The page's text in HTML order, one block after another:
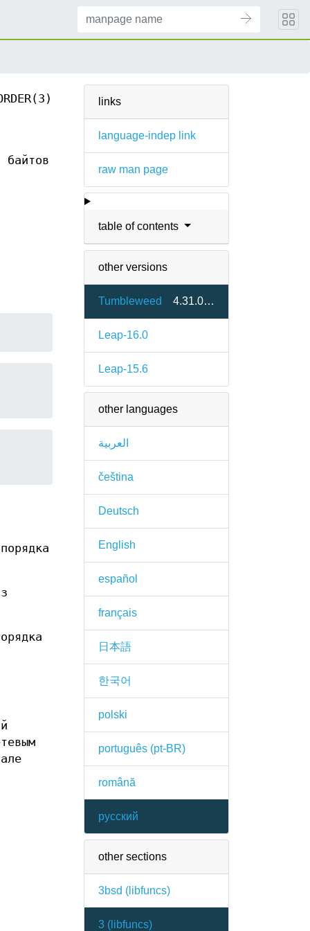
links
language-indep link
raw man page
table of contents
other versions
Tumbleweed 4.31.0-1.2
Leap-16.0
Leap-15.6
other languages
العربية
čeština
Deutsch
English
español
français
日本語
한국어
polski
português (pt-BR)
română
русский
other sections
3bsd ( libfuncs)
3 ( libfuncs)